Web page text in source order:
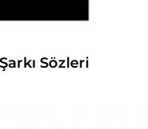
Sözleri